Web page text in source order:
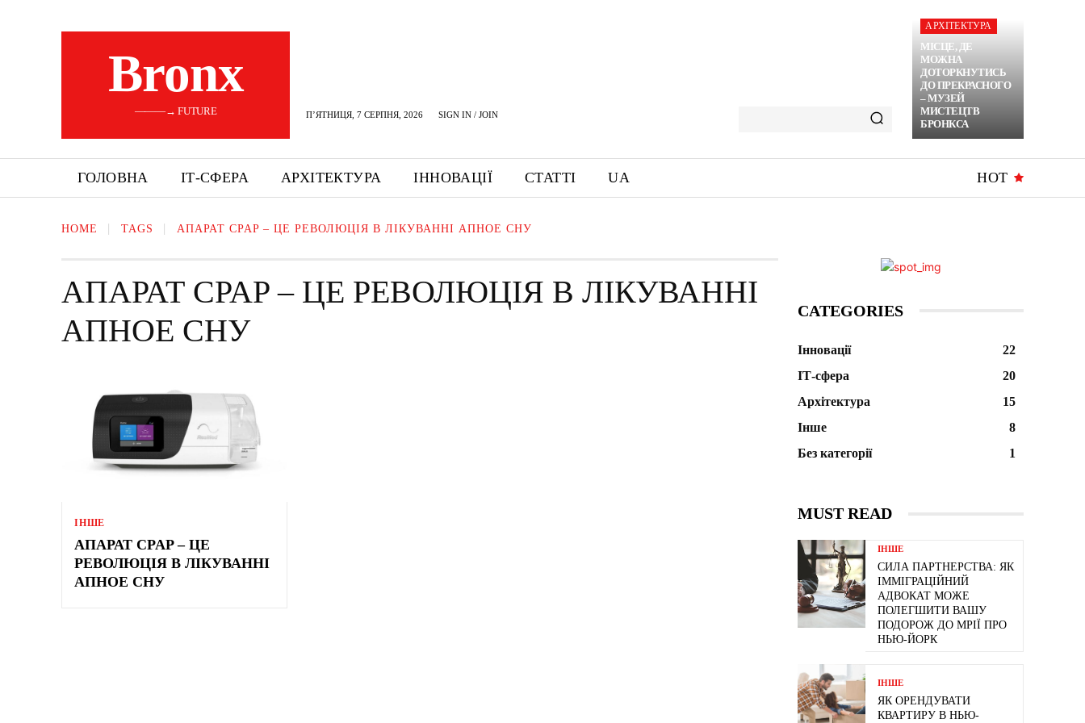
Bronx
———→ FUTURE П’ЯТНИЦЯ, 7 СЕРПНЯ, 2026 SIGN IN / JOIN
АРХІТЕКТУРА
МІСЦЕ, ДЕ
МОЖНА
ДОТОРКНУТИСЬ
ДО ПРЕКРАСНОГО
– МУЗЕЙ
МИСТЕЦТВ
БРОНКСА
ГОЛОВНА ІТ-СФЕРА АРХІТЕКТУРА ІННОВАЦІЇ СТАТТІ UA HOT
HOME TAGS АПАРАТ CPAP – ЦЕ РЕВОЛЮЦІЯ В ЛІКУВАННІ АПНОЕ СНУ
АПАРАТ CPAP – ЦЕ РЕВОЛЮЦІЯ В ЛІКУВАННІ
АПНОЕ СНУ
ІНШЕ
АПАРАТ CPAP – ЦЕ
РЕВОЛЮЦІЯ В ЛІКУВАННІ
АПНОЕ СНУ
CATEGORIES
Інновації
22
ІТ-сфера
20
Архітектура
15
Інше
8
Без категорії
1
MUST READ
ІНШЕ
СИЛА ПАРТНЕРСТВА: ЯК
ІММІГРАЦІЙНИЙ
АДВОКАТ МОЖЕ
ПОЛЕГШИТИ ВАШУ
ПОДОРОЖ ДО МРІЇ ПРО
НЬЮ-ЙОРК
ІНШЕ
ЯК ОРЕНДУВАТИ
КВАРТИРУ В НЬЮ-